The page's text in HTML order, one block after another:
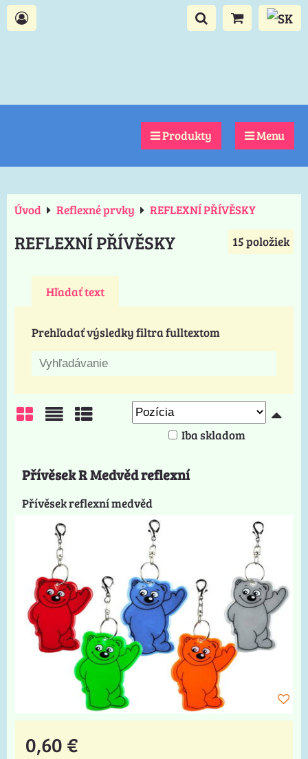
Produkty Menu
Úvod Reflexné prvky REFLEXNÍ PŘÍVĚSKY
REFLEXNÍ PŘÍVĚSKY 15položiek
Hľadať text
Prehľadať výsledky filtra fulltextom
Iba skladom
Přívěsek R Medvěd reflexní
Přívěsek reflexní medvěd
0,60 €